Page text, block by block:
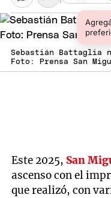
Sebastián Battaglia
Foto: Prensa San
Este 2025, San
ascenso con el
que realizó, con